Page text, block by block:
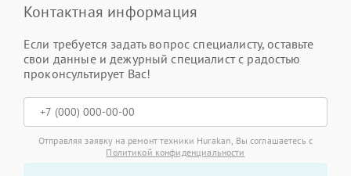
Контактная информация
Если требуется задать вопрос специалисту, оставьте
свои данные и дежурный специалист с радостью
проконсультирует Вас!
Отправляя заявку на ремонт техники Hurakan, Вы соглашаетесь с
Политикой конфиденциальности